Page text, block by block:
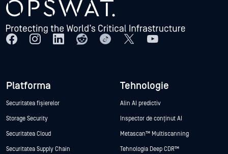
Platforma
Securitatea fișierelor
Storage Security
Securitatea Cloud
Securitatea Supply Chain
Tehnologie
Alin AI predictiv
Inspector de conținut AI
Metascan™ Multiscanning
Tehnologia Deep CDR™